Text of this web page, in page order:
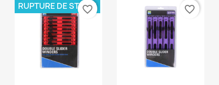
RUPTURE DE STOCK
favorite_border favorite_border